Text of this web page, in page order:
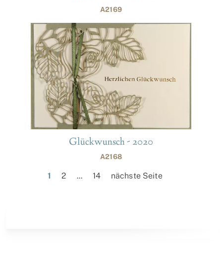
A2169
Glückwunsch - 2020
A2168
1 2 ... 14 nächste Seite